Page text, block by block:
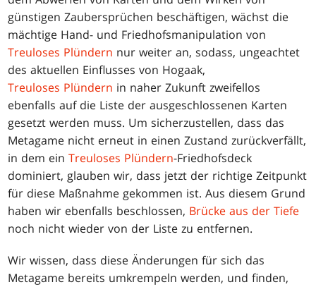
günstigen Zaubersprüchen beschäftigen, wächst die
mächtige Hand- und Friedhofsmanipulation von
Treuloses Plündern nur weiter an, sodass, ungeachtet
des aktuellen Einflusses von Hogaak,
Treuloses Plündern in naher Zukunft zweifellos
ebenfalls auf die Liste der ausgeschlossenen Karten
gesetzt werden muss. Um sicherzustellen, dass das
Metagame nicht erneut in einen Zustand zurückverfällt,
in dem einTreuloses Plündern-Friedhofsdeck
dominiert, glauben wir, dass jetzt der richtige Zeitpunkt
für diese Maßnahme gekommen ist. Aus diesem Grund
haben wir ebenfalls beschlossen, Brücke aus der Tiefe
noch nicht wieder von der Liste zu entfernen.
Wir wissen, dass diese Änderungen für sich das
Metagame bereits umkrempeln werden, und finden,